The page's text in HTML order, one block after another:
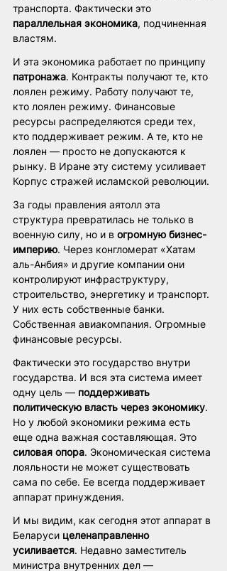
транспорта. Фактически это
параллельная экономика, подчиненная
властям.
И эта экономика работает по принципу
патронажа. Контракты получают те, кто
лоялен режиму. Работу получают те,
кто лоялен режиму. Финансовые
ресурсы распределяются среди тех,
кто поддерживает режим. А те, кто не
лоялен — просто не допускаются к
рынку. В Иране эту систему усиливает
Корпус стражей исламской революции.
За годы правления аятолл эта
структура превратилась не только в
военную силу, но и в огромную бизнес-
империю. Через конгломерат «Хатам
аль-Анбия» и другие компании они
контролируют инфраструктуру,
строительство, энергетику и транспорт.
У них есть собственные банки.
Собственная авиакомпания. Огромные
финансовые ресурсы.
Фактически это государство внутри
государства. И вся эта система имеет
одну цель — поддерживать
политическую власть через экономику.
Но у любой экономики режима есть
еще одна важная составляющая. Это
силовая опора. Экономическая система
лояльности не может существовать
сама по себе. Ее всегда поддерживает
аппарат принуждения.
И мы видим, как сегодня этот аппарат в
Беларуси целенаправленно
усиливается. Недавно заместитель
министра внутренних дел —